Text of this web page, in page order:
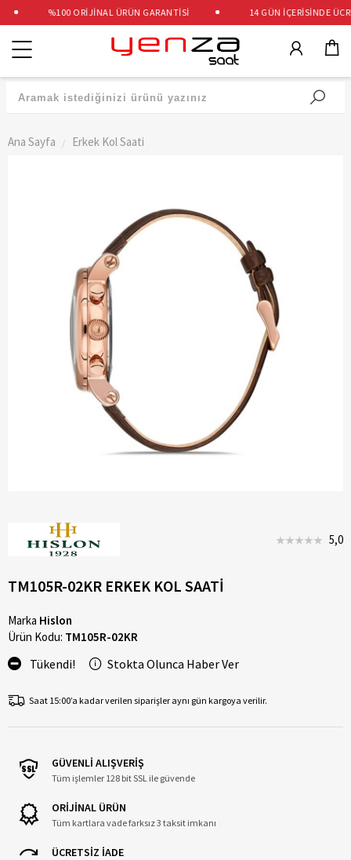
%100 ORİJİNAL ÜRÜN GARANTİSİ 14 GÜN İÇERİSİNDE
Kategoriler
Ana Sayfa Erkek Kol Saati
5,0
TM105R-02KR ERKEK KOL SAATİ
Marka Hislon
Ürün Kodu: TM105R-02KR
Tükendi! Stokta Olunca Haber Ver
Saat 15:00’a kadar verilen siparişler aynı gün kargoya verilir.
GÜVENLİ ALIŞVERİŞ
Tüm işlemler 128 bit SSL ile güvende
ORİJİNAL ÜRÜN
Tüm kartlara vade farksız 3 taksit imkanı
ÜCRETSİZ İADE